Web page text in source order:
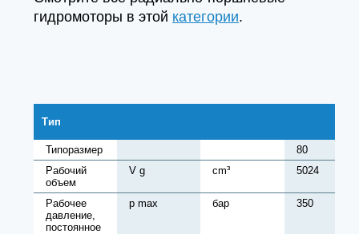
гидромоторы в этой категории.
Тип
Типоразмер
80
Рабочий
объем
V g cm³ 5024
Рабочее
давление,
постоянное
p max бар 350